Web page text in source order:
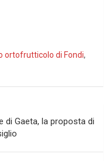
ortofrutticolo di Fondi,
di Gaeta, la proposta di